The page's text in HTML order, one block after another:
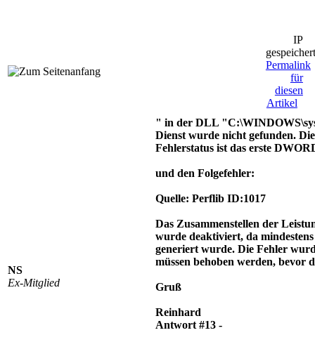
IP
gespeichert
Permalink
für
diesen
Artikel
NS
Ex-Mitglied
" in der DLL
Dienst wurde nicht gefunden.
Fehlerstatus ist das erste
und den Folgefehler:
Quelle: Perflib ID:1017
Das Zusammenstellen der
wurde deaktiviert, da
generiert wurde. Die Fehler
müssen behoben werden,
Gruß
Reinhard
Antwort #13 -